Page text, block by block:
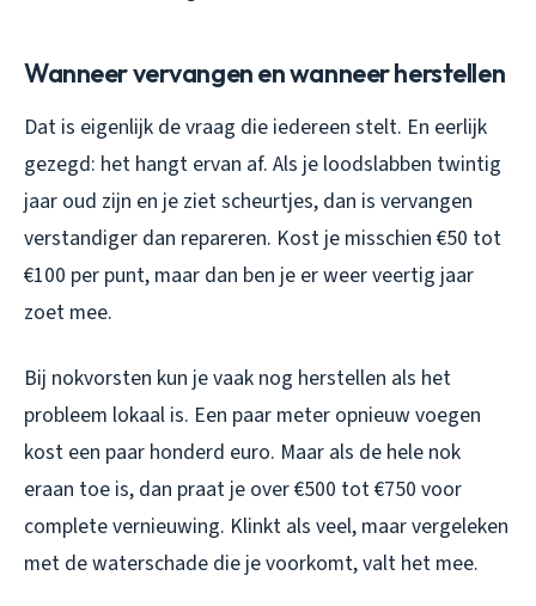
Wanneer vervangen en wanneer herstellen
Dat is eigenlijk de vraag die iedereen stelt. En eerlijk
gezegd: het hangt ervan af. Als je loodslabben twintig
jaar oud zijn en je ziet scheurtjes, dan is vervangen
verstandiger dan repareren. Kost je misschien €50 tot
€100 per punt, maar dan ben je er weer veertig jaar
zoet mee.
Bij nokvorsten kun je vaak nog herstellen als het
probleem lokaal is. Een paar meter opnieuw voegen
kost een paar honderd euro. Maar als de hele nok
eraan toe is, dan praat je over €500 tot €750 voor
complete vernieuwing. Klinkt als veel, maar vergeleken
met de waterschade die je voorkomt, valt het mee.